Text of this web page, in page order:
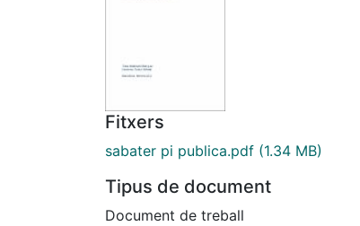
Fitxers
sabater pi publica.pdf (1.34 MB)
Tipus de document
Document de treball